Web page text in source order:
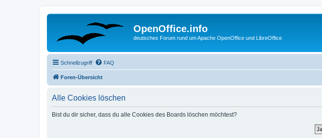
OpenOffice.info
deutsches Forum rund um Apache OpenOffice und LibreOffice
Schnellzugriff FAQ
Foren-Übersicht
Alle Cookies löschen
Bist du dir sicher, dass du alle Cookies des Boards löschen möchtest?